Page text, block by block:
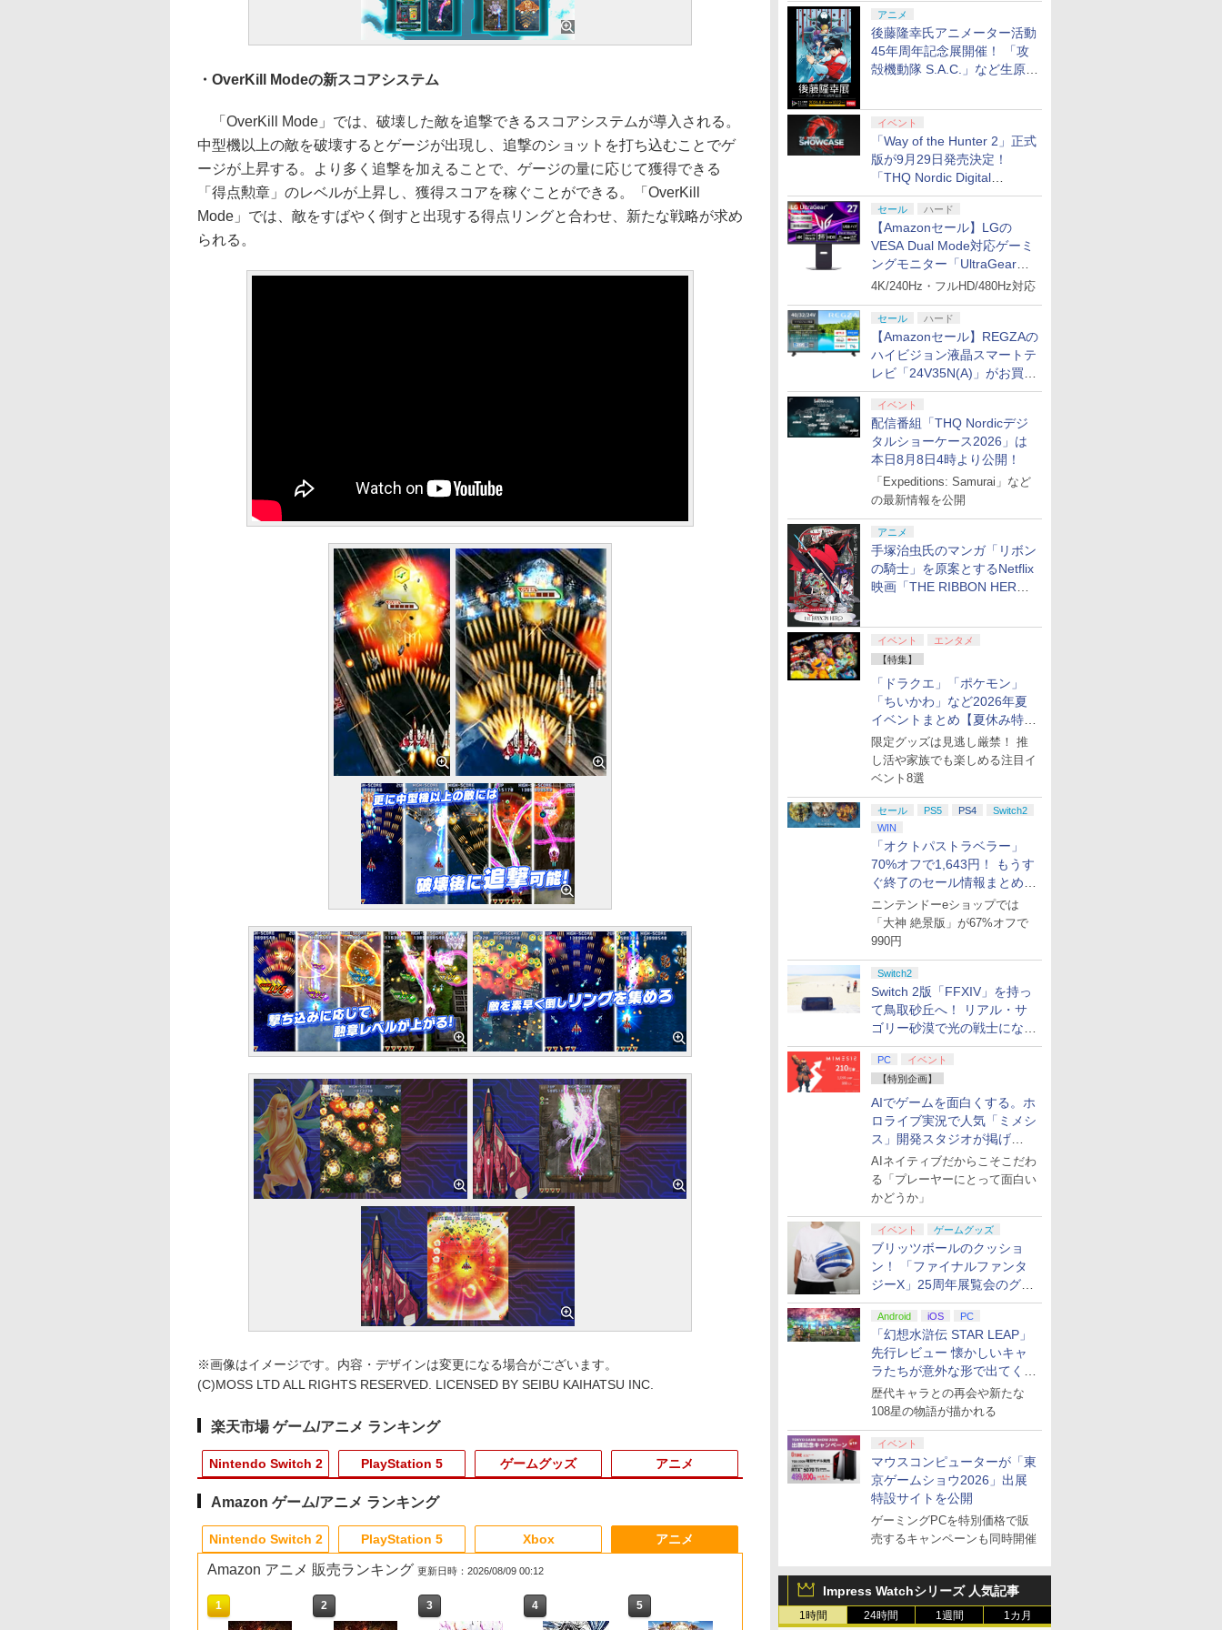
アニメ
後藤隆幸氏アニメーター活動
45年周年記念展開催！ 「攻
殻機動隊 S.A.C.」など生原
イベント
「Way of the Hunter 2」正式
版が9月29日発売決定！
「THQ Nordic Digital
Showcase 2026」まとめ
セール ハード
【Amazonセール】LGの
VESA Dual Mode対応ゲーミ
ングモニター「UltraGear
27G850A-B」がお買い得！
4K/240Hz・フルHD/480Hz対応
セール ハード
【Amazonセール】REGZAの
ハイビジョン液晶スマートテ
レビ「24V35N(A)」がお買い
得！
イベント
配信番組「THQ Nordicデジ
タルショーケース2026」は
本日8月8日4時より公開！
「Expeditions: Samurai」など
の最新情報を公開
アニメ
手塚治虫氏のマンガ「リボン
の騎士」を原案とするNetflix
映画「THE RIBBON HERO
イベント
エンタメ
【特集】
「ドラクエ」「ポケモン」
「ちいかわ」など2026年夏
イベントまとめ【夏休み特
集】
限定グッズは見逃し厳禁！ 推
し活や家族でも楽しめる注目イ
ベント8選
セール PS5 PS4
Switch2
WIN
「オクトパストラベラー」
70%オフで1,643円！ もうす
ぐ終了のセール情報まとめ
【8月8日更新】
ニンテンドーeショップでは
「大神 絶景版」が67%オフで
990円
Switch2
Switch 2版「FFXIV」を持っ
て鳥取砂丘へ！ リアル・サ
ゴリー砂漠で光の戦士になっ
てみた
PC
イベント
【特別企画】
AIでゲームを面白くする。ホ
ロライブ実況で人気「ミメシ
ス」開発スタジオが掲げ
る“AI活用の信念”とは？【講
演レポート】
AIネイティブだからこそこだわ
る「プレーヤーにとって面白い
かどうか」
イベント ゲームグッズ
ブリッツボールのクッショ
ン！ 「ファイナルファンタ
ジーX」25周年展覧会のグッ
ズ情報が公開
Android iOS PC
「幻想水滸伝 STAR LEAP」
先行レビュー 懐かしいキャ
ラたちが意外な形で出てくる
シリーズ完全新作！
歴代キャラとの再会や新たな
108星の物語が描かれる
イベント
マウスコンピューターが「東
京ゲームショウ2026」出展
特設サイトを公開
ゲーミングPCを特別価格で販
売するキャンペーンも同時開催
Impress Watchシリーズ 人気記事
1時間 24時間 1週間 1カ月
・OverKill Modeの新スコアシステム
「OverKill Mode」では、破壊した敵を追撃できるスコアシステムが導入される。
中型機以上の敵を破壊するとゲージが出現し、追撃のショットを打ち込むことでゲ
ージが上昇する。より多く追撃を加えることで、ゲージの量に応じて獲得できる
「得点勲章」のレベルが上昇し、獲得スコアを稼ぐことができる。「OverKill
Mode」では、敵をすばやく倒すと出現する得点リングと合わせ、新たな戦略が求め
られる。
※画像はイメージです。内容・デザインは変更になる場合がございます。
(C)MOSS LTD ALL RIGHTS RESERVED. LICENSED BY SEIBU KAIHATSU INC.
楽天市場 ゲーム/アニメ ランキング
Nintendo Switch 2
1 2 3 4 8
PlayStation 5
1 2 3 4 8
ゲームグッズ
1 2 3 4
アニメ
1 2 3 4 8
Amazon ゲーム/アニメ ランキング
Nintendo Switch 2
1 2 3 4 5 7 8
PlayStation 5
1 2 3 4 5 7 8
Xbox
1 2 3 4 5 7 8
アニメ
Amazon アニメ 販売ランキング 更新日時：2026/08/09 00:12
1 2 3 4 5 7 8